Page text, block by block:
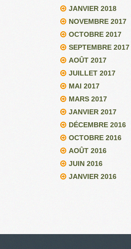
JANVIER 2018
NOVEMBRE 2017
OCTOBRE 2017
SEPTEMBRE 2017
AOÛT 2017
JUILLET 2017
MAI 2017
MARS 2017
JANVIER 2017
DÉCEMBRE 2016
OCTOBRE 2016
AOÛT 2016
JUIN 2016
JANVIER 2016